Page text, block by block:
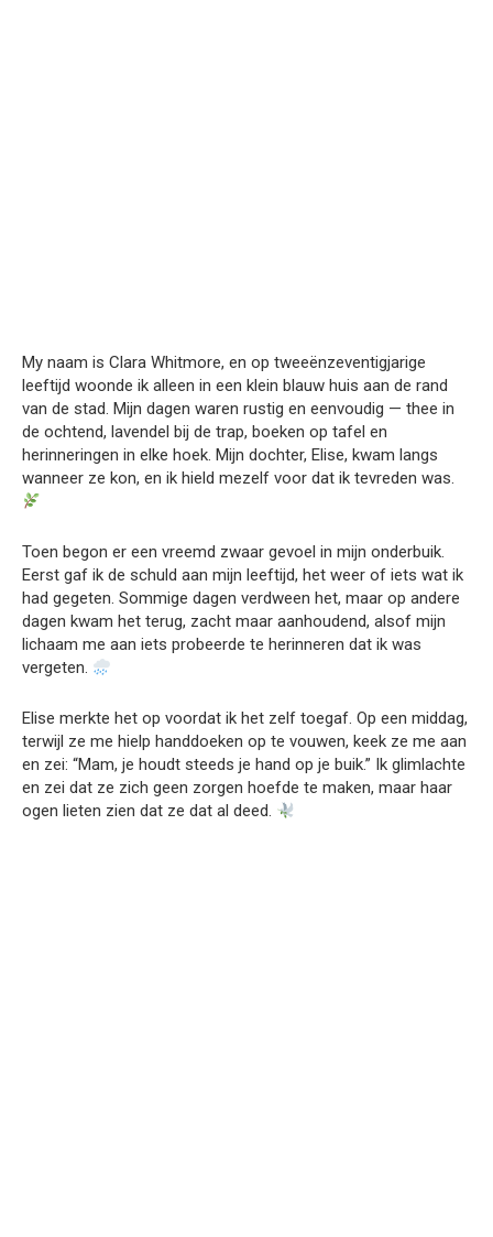
My naam is Clara Whitmore, en op tweeënzeventigjarige
leeftijd woonde ik alleen in een klein blauw huis aan de rand
van de stad. Mijn dagen waren rustig en eenvoudig — thee in
de ochtend, lavendel bij de trap, boeken op tafel en
herinneringen in elke hoek. Mijn dochter, Elise, kwam langs
wanneer ze kon, en ik hield mezelf voor dat ik tevreden was.
Toen begon er een vreemd zwaar gevoel in mijn onderbuik.
Eerst gaf ik de schuld aan mijn leeftijd, het weer of iets wat ik
had gegeten. Sommige dagen verdween het, maar op andere
dagen kwam het terug, zacht maar aanhoudend, alsof mijn
lichaam me aan iets probeerde te herinneren dat ik was
vergeten.
Elise merkte het op voordat ik het zelf toegaf. Op een middag,
terwijl ze me hielp handdoeken op te vouwen, keek ze me aan
en zei: “Mam, je houdt steeds je hand op je buik.” Ik glimlachte
en zei dat ze zich geen zorgen hoefde te maken, maar haar
ogen lieten zien dat ze dat al deed.